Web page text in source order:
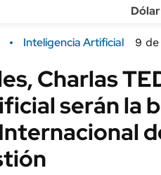
Real Estate
Sustentabilidad
Seguros
POLÍTICA
Nacional
Dólar
Inteligencia Artificial 9
Charlas
serán la